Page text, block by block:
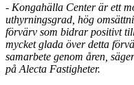
- Kongahälla Center är ett
uthyrningsgrad, hög
förvärv som bidrar positivt
mycket glada över detta
samarbete genom åren,
på Alecta Fastigheter.